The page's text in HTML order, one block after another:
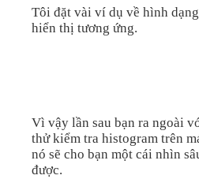
Tôi đặt vài ví dụ về hình
hiển thị tương ứng.
Vì vậy lần sau bạn ra ngoài
thử kiểm tra histogram trên
nó sẽ cho bạn một cái nhìn
được.